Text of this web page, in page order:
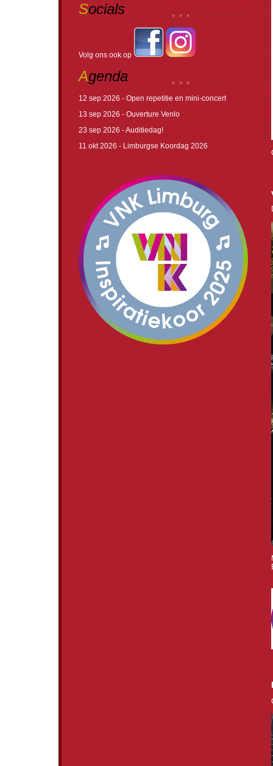
Socials
Volg ons ook op
Agenda
12 sep 2026 - Open repetitie en mini-concert
13 sep 2026 - Ouverture Venlo
23 sep 2026 - Auditiedag!
11 okt 2026 - Limburgse Koordag 2026